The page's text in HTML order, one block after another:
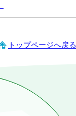
トップページへ戻る